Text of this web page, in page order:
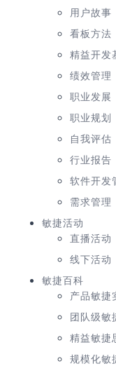
用户故事
看板方法
精益开发
绩效管理
职业发展
职业规划
自我评估
行业报告
软件开发
需求管理
敏捷活动
直播活动
线下活动
敏捷百科
产品敏捷
团队级敏
精益敏捷
规模化敏